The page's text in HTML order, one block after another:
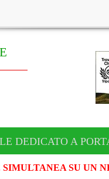
DEDICATO A
SIMULTANEA SU UN